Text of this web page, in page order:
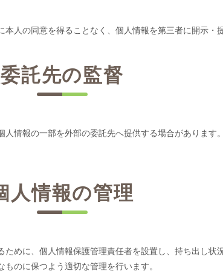
人の同意を得ることなく、個人情報を第三者に開示・
委託先の監督
情報の一部を外部の委託先へ提供する場合があります
人情報の管理
めに、個人情報保護管理責任者を設置し、持ち出し状
のに保つよう適切な管理を行います。